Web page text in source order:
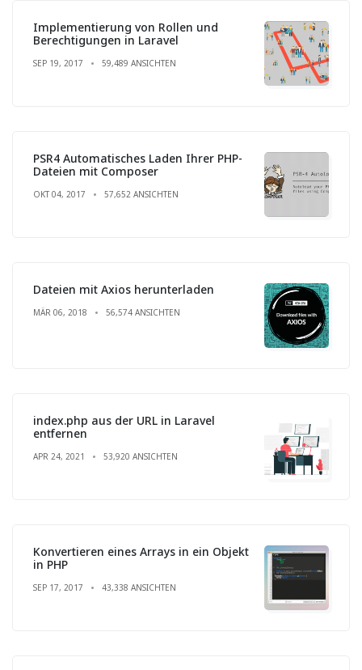
Implementierung von Rollen und
Berechtigungen in Laravel
SEP 19, 2017 59,489 ANSICHTEN
PSR4 Automatisches Laden Ihrer PHP-
Dateien mit Composer
OKT 04, 2017 57,652 ANSICHTEN
Dateien mit Axios herunterladen
MÄR 06, 2018 56,574 ANSICHTEN
index.php aus der URL in Laravel
entfernen
APR 24, 2021 53,920 ANSICHTEN
Konvertieren eines Arrays in ein Objekt
in PHP
SEP 17, 2017 43,338 ANSICHTEN